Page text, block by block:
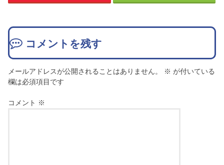
コメントを残す
メールアドレスが公開されることはありません。 ※ が付いている
欄は必須項目です
コメント ※